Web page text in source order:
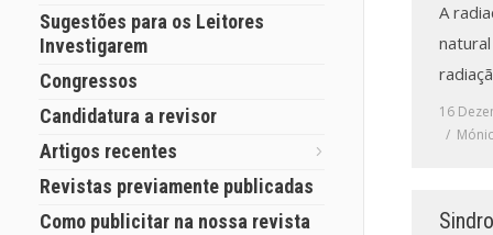
Sugestões para os Leitores
Investigarem
Congressos
Candidatura a revisor
Artigos recentes
Revistas previamente publicadas
Como publicitar na nossa revista
A
16